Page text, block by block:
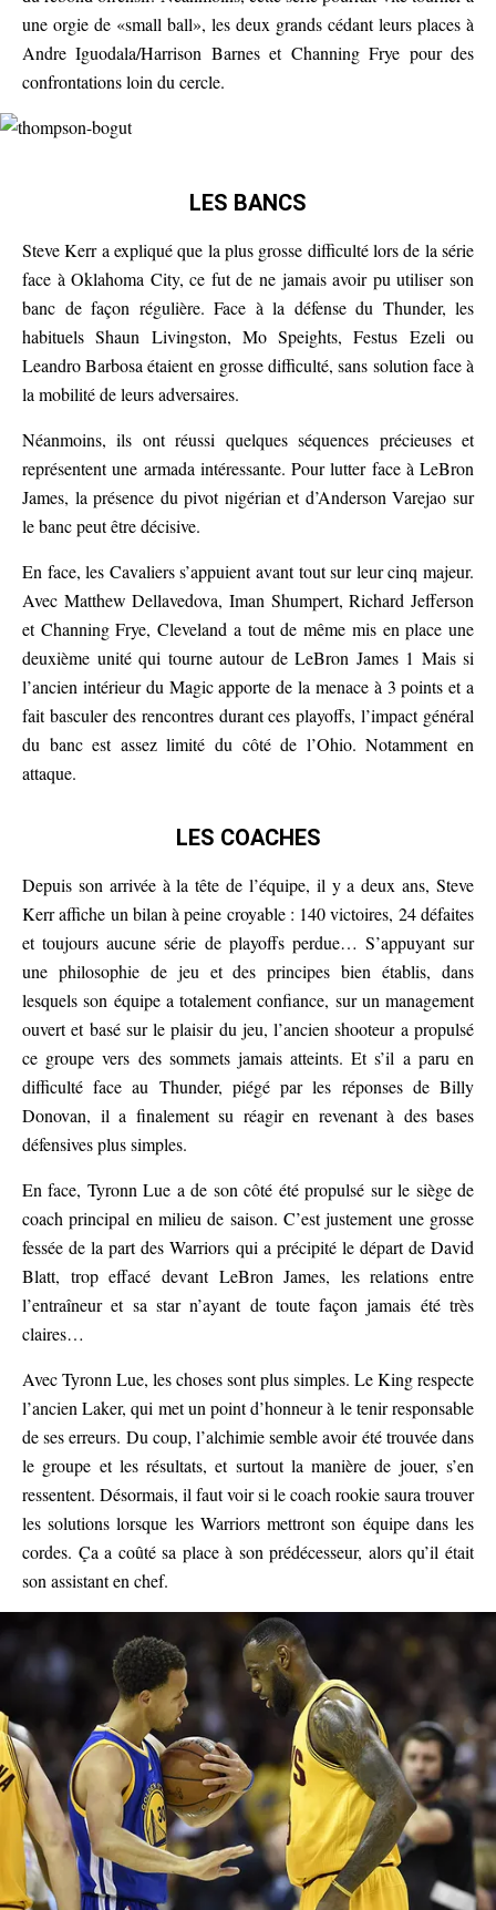
une orgie de «small ball», les deux grands cédant leurs places à
Andre Iguodala/Harrison Barnes et Channing Frye pour des
confrontations loin du cercle.
LES BANCS
Steve Kerr a expliqué que la plus grosse difficulté lors de la série
face à Oklahoma City, ce fut de ne jamais avoir pu utiliser son
banc de façon régulière. Face à la défense du Thunder, les
habituels Shaun Livingston, Mo Speights, Festus Ezeli ou
Leandro Barbosa étaient en grosse difficulté, sans solution face à
la mobilité de leurs adversaires.
Néanmoins, ils ont réussi quelques séquences précieuses et
représentent une armada intéressante. Pour lutter face à LeBron
James, la présence du pivot nigérian et d’Anderson Varejao sur
le banc peut être décisive.
En face, les Cavaliers s’appuient avant tout sur leur cinq majeur.
Avec Matthew Dellavedova, Iman Shumpert, Richard Jefferson
et Channing Frye, Cleveland a tout de même mis en place une
deuxième unité qui tourne autour de LeBron James 1 Mais si
l’ancien intérieur du Magic apporte de la menace à 3 points et a
fait basculer des rencontres durant ces playoffs, l’impact général
du banc est assez limité du côté de l’Ohio. Notamment en
attaque.
LES COACHES
Depuis son arrivée à la tête de l’équipe, il y a deux ans, Steve
Kerr affiche un bilan à peine croyable : 140 victoires, 24 défaites
et toujours aucune série de playoffs perdue… S’appuyant sur
une philosophie de jeu et des principes bien établis, dans
lesquels son équipe a totalement confiance, sur un management
ouvert et basé sur le plaisir du jeu, l’ancien shooteur a propulsé
ce groupe vers des sommets jamais atteints. Et s’il a paru en
difficulté face au Thunder, piégé par les réponses de Billy
Donovan, il a finalement su réagir en revenant à des bases
défensives plus simples.
En face, Tyronn Lue a de son côté été propulsé sur le siège de
coach principal en milieu de saison. C’est justement une grosse
fessée de la part des Warriors qui a précipité le départ de David
Blatt, trop effacé devant LeBron James, les relations entre
l’entraîneur et sa star n’ayant de toute façon jamais été très
claires…
Avec Tyronn Lue, les choses sont plus simples. Le King respecte
l’ancien Laker, qui met un point d’honneur à le tenir responsable
de ses erreurs. Du coup, l’alchimie semble avoir été trouvée dans
le groupe et les résultats, et surtout la manière de jouer, s’en
ressentent. Désormais, il faut voir si le coach rookie saura trouver
les solutions lorsque les Warriors mettront son équipe dans les
cordes. Ça a coûté sa place à son prédécesseur, alors qu’il était
son assistant en chef.